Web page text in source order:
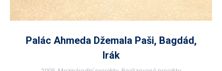
Palác Ahmeda Džemala Paši, Bagdád,
Irák